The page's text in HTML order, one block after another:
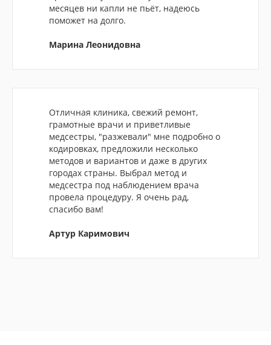
месяцев ни капли не пьёт, надеюсь
поможет на долго.
Марина Леонидовна
Отличная клиника, свежий ремонт,
грамотные врачи и приветливые
медсестры, "разжевали" мне подробно о
кодировках, предложили несколько
методов и вариантов и даже в других
городах страны. Выбрал метод и
медсестра под наблюдением врача
провела процедуру. Я очень рад,
спасибо вам!
Артур Каримович